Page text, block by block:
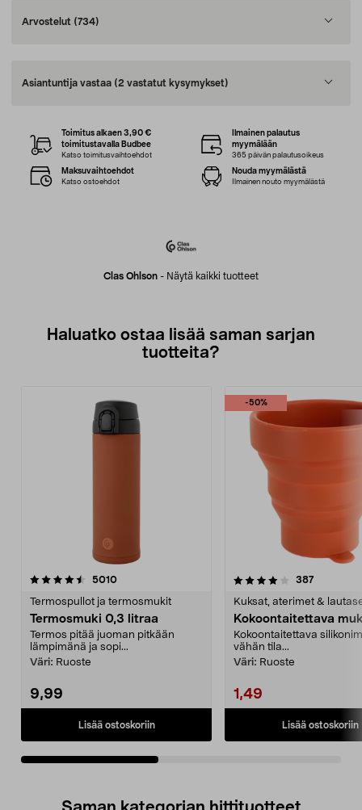
Arvostelut (734)
Asiantuntija vastaa (2 vastatut kysymykset)
Clas Ohlson - Näytä kaikki tuotteet
Toimitus alkaen 3,90 €
toimitustavalla Budbee
Katso toimitusvaihtoehdot
Ilmainen palautus
myymälään
365 päivän palautusoikeus
Maksuvaihtoehdot
Katso ostoehdot
Nouda myymälästä
Ilmainen nouto myymälästä
Haluatko ostaa lisää saman sarjan
tuotteita?
5010arvostelut
Termospullot ja termosmukit
Termosmuki 0,3 litraa
Termos pitää juoman pitkään
lämpimänä ja sopi...
Väri: Ruoste
9,99
Lisää ostoskoriin
-50%
4.0viidestä
387arvostelut
Kuksat, aterimet &
Kokoontaitettava
Kokoontaitettava
vähän tila...
Väri: Ruoste
1,49
Lisää ostoskoriin
4.5viidestä